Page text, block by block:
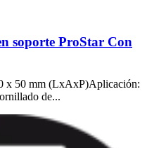
soporte ProStar Con
x 50 mm (LxAxP)Aplicación:
de...